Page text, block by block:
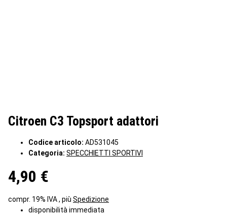
Citroen C3 Topsport adattori
Codice articolo: AD531045
Categoria: SPECCHIETTI SPORTIVI
4,90 €
compr. 19% IVA , più Spedizione
disponibilità immediata